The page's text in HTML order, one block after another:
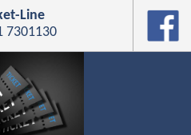
Line
7301130